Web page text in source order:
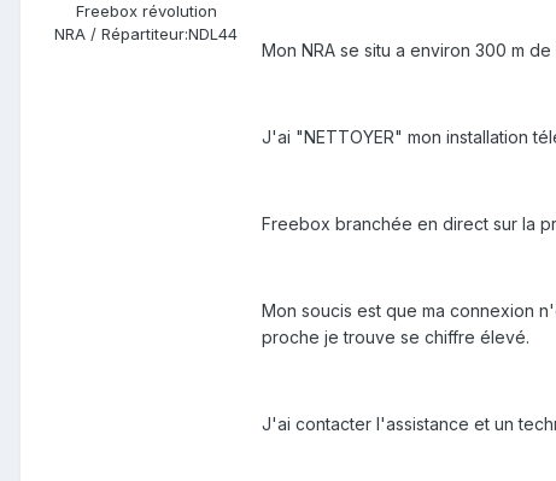
Freebox révolution
NRA / Répartiteur:NDL44
Mon NRA se situ a environ 300 m de
J'ai "NETTOYER" mon installation
Freebox branchée en direct sur la
Mon soucis est que ma connexion
proche je trouve se chiffre élevé.
J'ai contacter l'assistance et un